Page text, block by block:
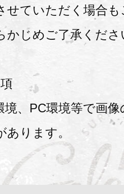
せていただく場合
かじめご了承くださ
境、PC環境等で画
あります。